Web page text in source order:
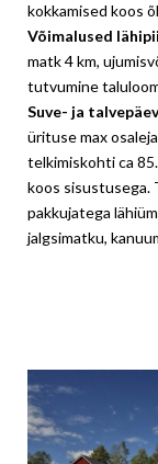
kokkamised koos
Võimalused
matk 4 km,
tutvumine
Suve- ja
ürituse max
telkimiskohti ca
koos sisustusega.
pakkujatega
jalgsimatku,